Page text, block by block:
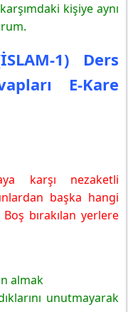
kişiye aynı
1) Ders
E-Kare
karşı nezaketli
başka hangi
bırakılan yerlere
almak
unutmayarak